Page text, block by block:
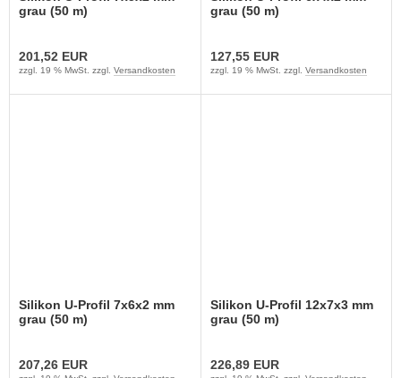
grau (50 m)
201,52 EUR
zzgl. 19 % MwSt. zzgl. Versandkosten
grau (50 m)
127,55 EUR
zzgl. 19 % MwSt. zzgl. Versandkosten
Silikon U-Profil 7x6x2 mm
grau (50 m)
207,26 EUR
Silikon U-Profil 12x7x3 mm
grau (50 m)
226,89 EUR